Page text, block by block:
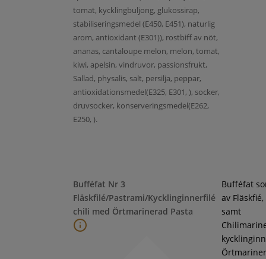
tomat, kycklingbuljong, glukossirap,
stabiliseringsmedel (E450, E451), naturlig
arom, antioxidant (E301)), rostbiff av nöt,
ananas, cantaloupe melon, melon, tomat,
kiwi, apelsin, vindruvor, passionsfrukt,
Sallad, physalis, salt, persilja, peppar,
antioxidationsmedel(E325, E301, ), socker,
druvsocker, konserveringsmedel(E262,
E250, ).
Bufféfat Nr 3
Fläskfilé/Pastrami/Kycklinginnerfilé
chili med Örtmarinerad Pasta
Bufféfat
av
samt